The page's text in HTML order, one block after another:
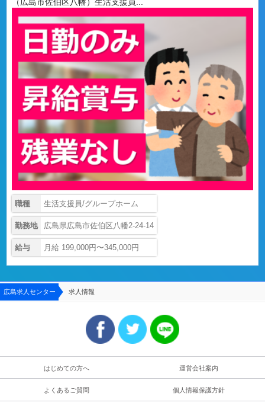
（広島市佐伯区八幡）生活支援員...
職種 生活支援員/グループホーム
勤務地 広島県広島市佐伯区八幡2-24-14
給与 月給 199,000円〜345,000円
広島求人センター 求人情報
はじめての方へ 運営会社案内
よくあるご質問 個人情報保護方針